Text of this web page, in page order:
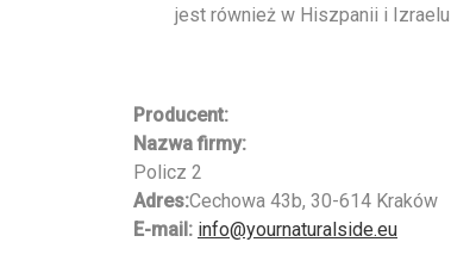
jest również w Hiszpanii i Izraelu
Producent:
Nazwa firmy:
Policz 2
Adres:Cechowa 43b, 30-614 Kraków
E-mail: info@yournaturalside.eu